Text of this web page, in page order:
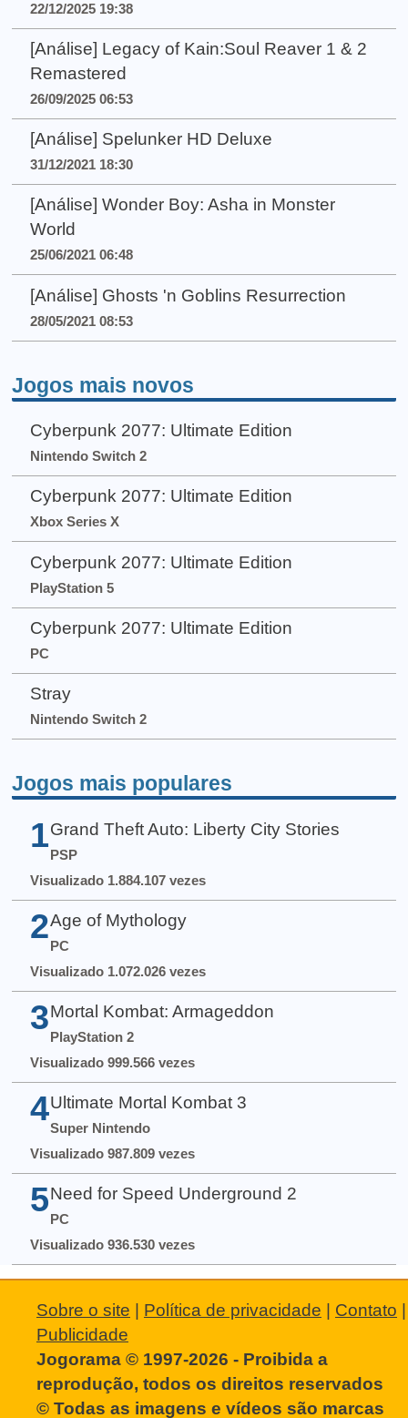
22/12/2025 19:38
[Análise] Legacy of Kain:Soul Reaver 1 & 2
Remastered
26/09/2025 06:53
[Análise] Spelunker HD Deluxe
31/12/2021 18:30
[Análise] Wonder Boy: Asha in Monster
World
25/06/2021 06:48
[Análise] Ghosts 'n Goblins Resurrection
28/05/2021 08:53
Jogos mais novos
Cyberpunk 2077: Ultimate Edition
Nintendo Switch 2
Cyberpunk 2077: Ultimate Edition
Xbox Series X
Cyberpunk 2077: Ultimate Edition
PlayStation 5
Cyberpunk 2077: Ultimate Edition
PC
Stray
Nintendo Switch 2
Jogos mais populares
1 Grand Theft Auto: Liberty City Stories
PSP
Visualizado 1.884.107 vezes
2 Age of Mythology
PC
Visualizado 1.072.026 vezes
3 Mortal Kombat: Armageddon
PlayStation 2
Visualizado 999.566 vezes
4 Ultimate Mortal Kombat 3
Super Nintendo
Visualizado 987.809 vezes
5 Need for Speed Underground 2
PC
Visualizado 936.530 vezes
Sobre o site Política de privacidade Contato
Publicidade
Jogorama © 1997-2026 - Proibida a
reprodução, todos os direitos reservados
© Todas as imagens e vídeos são marcas